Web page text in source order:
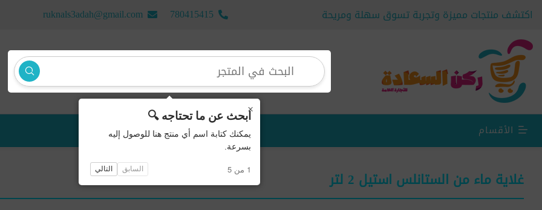
اكتشف منتجات مميزة وتجربة تسوق سهلة ومريحة 780415415
ruknals3adah@gmail.com
الأقسام منتجات جديدة
غلاية ماء من الستانلس استيل 2 لتر
×ابحث عن ما تحتاجه 🔍
يمكنك كتابة اسم أي منتج هنا للوصول إليه
بسرعة.
1 من 5 السابق التالي